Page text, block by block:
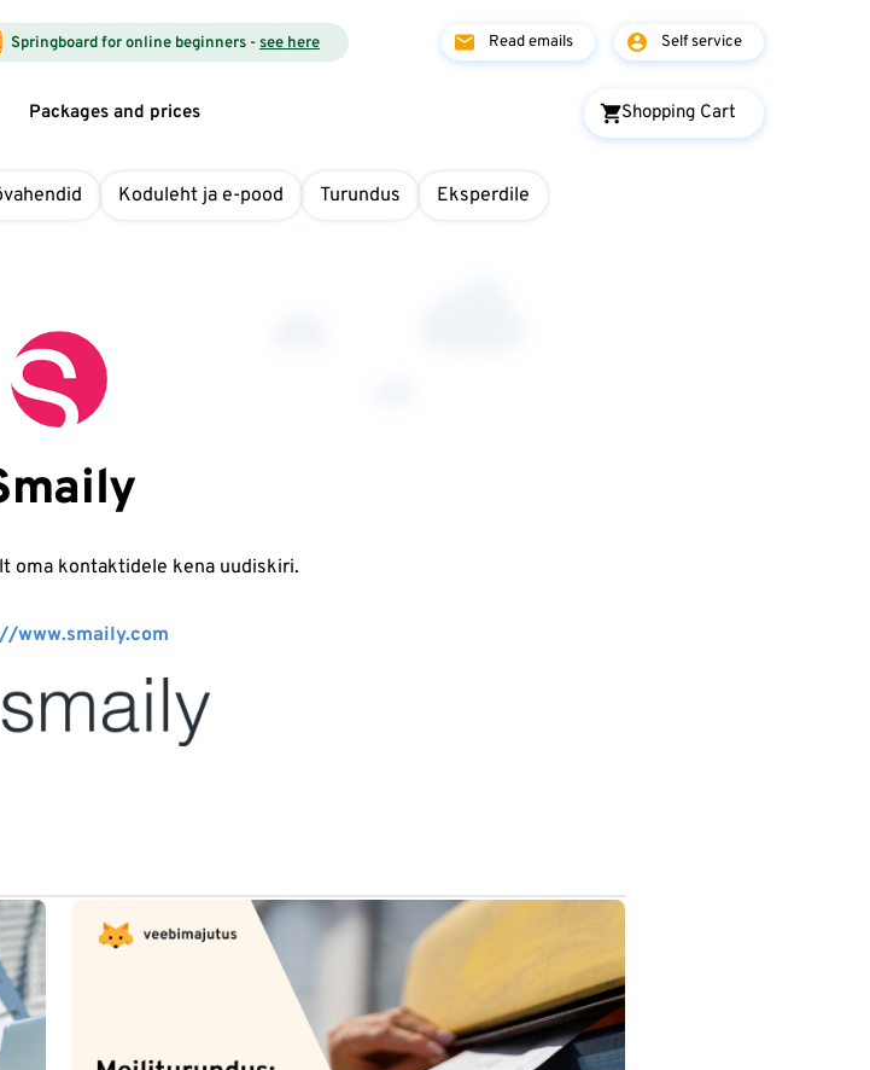
Springboard for online beginners -see here Read emails Self service
Packages and prices Shopping Cart
Koduleht ja e-pood Turundus Eksperdile
oma kontaktidele kena uudiskiri.
www.smaily.com